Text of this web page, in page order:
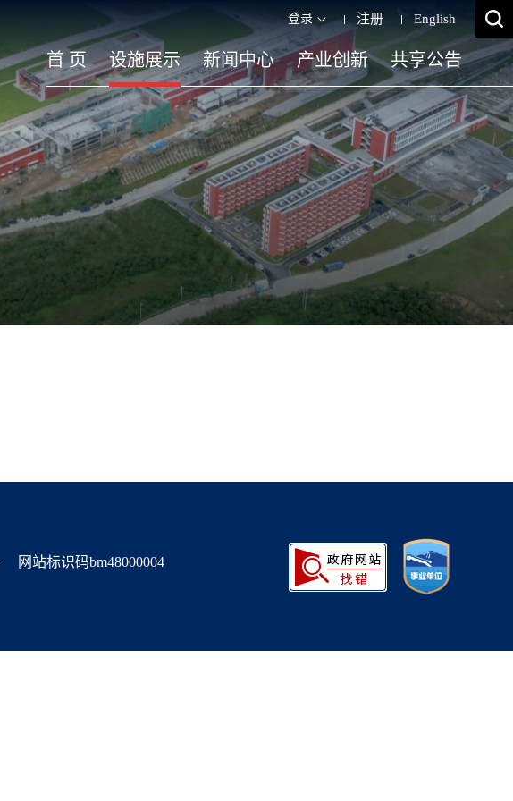
登录 注册 English
首 页 设施展示 新闻中心 产业创新 共享公告
网站标识码bm48000004